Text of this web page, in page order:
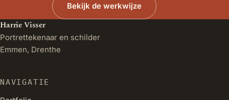
Bekijk de werkwijze
Harrie Visser
Portrettekenaar en schilder
Emmen, Drenthe
NAVIGATIE